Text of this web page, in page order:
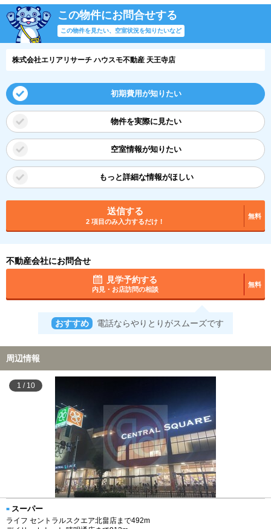
この物件にお問合せする
この物件を見たい、空室状況を知りたいなど
株式会社エリアリサーチ ハウスモ不動産 天王寺店
初期費用が知りたい
物件を実際に見たい
空室情報が知りたい
もっと詳細な情報がほしい
送信する
2 項目のみ入力するだけ！
無料
不動産会社にお問合せ
見学予約する
内見・お店訪問の相談
無料
おすすめ 電話ならやりとりがスムーズです
周辺情報
1 / 10
スーパー
ライフ セントラルスクエア北畠店まで492m